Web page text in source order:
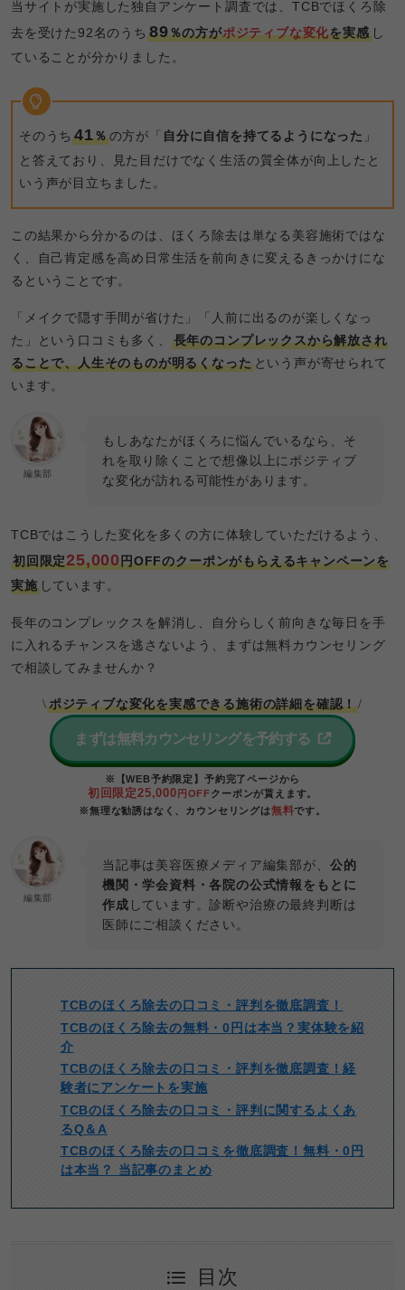
当サイトが実施した独自アンケート調査では、TCBでほくろ除
去を受けた92名のうち 89％の方がポジティブな変化を実感し
ていることが分かりました。
そのうち41％の方が「 自分に自信を持てるようになった 」
と答えており、見た目だけでなく生活の質全体が向上したと
いう声が目立ちました。
この結果から分かるのは、ほくろ除去は単なる美容施術ではな
く、自己肯定感を高め日常生活を前向きに変えるきっかけにな
るということです。
「メイクで隠す手間が省けた」「人前に出るのが楽しくなっ
た」という口コミも多く、
長年のコンプレックスから解放され
ることで、人生そのものが明るくなったという声が寄せられて
います。
編集部
もしあなたがほくろに悩んでいるなら、そ
れを取り除くことで想像以上にポジティブ
な変化が訪れる可能性があります。
TCBではこうした変化を多くの方に体験していただけるよう、
初回限定25,000円OFFのクーポンがもらえるキャンペーンを
実施しています。
長年のコンプレックスを解消し、自分らしく前向きな毎日を手
に入れるチャンスを逃さないよう、まずは無料カウンセリング
で相談してみませんか？
\ポジティブな変化を実感できる施術の詳細を確認！/
まずは無料カウンセリングを予約する
※【WEB予約限定】予約完了ページから
初回限定25,000 円OFFクーポンが貰えます。
※無理な勧誘はなく、カウンセリングは無料です。
編集部
当記事は美容医療メディア編集部が、 公的
機関・学会資料・各院の公式情報をもとに
作成 しています。診断や治療の最終判断は
医師にご相談ください。
TCBのほくろ除去の口コミ・評判を徹底調査！
TCBのほくろ除去の無料・0円は本当？実体験を紹
介
TCBのほくろ除去の口コミ・評判を徹底調査！経
験者にアンケートを実施
TCBのほくろ除去の口コミ・評判に関するよくあ
るQ＆A
TCBのほくろ除去の口コミを徹底調査！無料・0円
は本当？ 当記事のまとめ
目次